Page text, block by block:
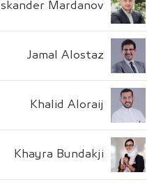
Iskander Mardanov
Jamal Alostaz
Khalid Aloraij
Khayra Bundakji